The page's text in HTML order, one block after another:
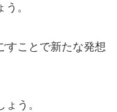
。
すことで新たな発想
う。